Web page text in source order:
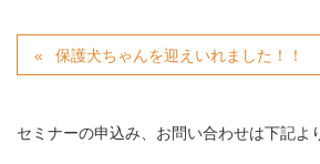
保護犬ちゃんを迎えいれました！！
セミナーの申込み、お問い合わせは下記よ